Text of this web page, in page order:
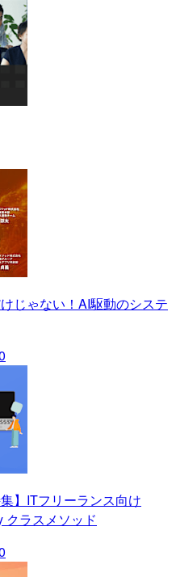
じゃない！AI駆動のシステ
】ITフリーランス向け
クラスメソッド